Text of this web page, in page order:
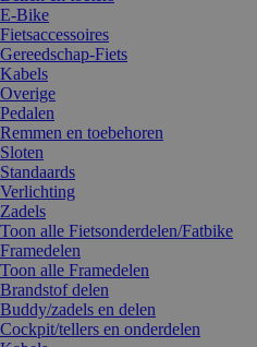
E-Bike
Fietsaccessoires
Gereedschap-Fiets
Kabels
Overige
Pedalen
Remmen en toebehoren
Sloten
Standaards
Verlichting
Zadels
Toon alle Fietsonderdelen/Fatbike
Framedelen
Toon alle Framedelen
Brandstof delen
Buddy/zadels en delen
Cockpit/tellers en onderdelen